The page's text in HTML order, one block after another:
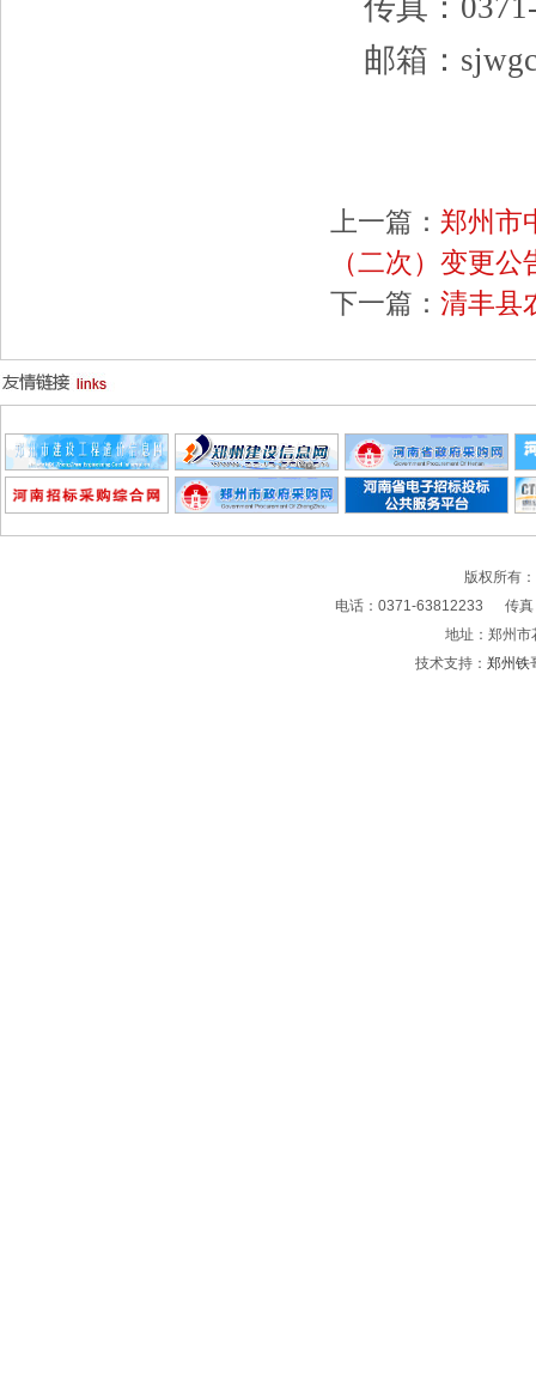
传真：
邮箱：
上一篇： 郑州市
（二次）变更公
下一篇： 清丰县
版权所有
电话：0371-63812233 传
地址：郑州
技术支持： 郑州铁